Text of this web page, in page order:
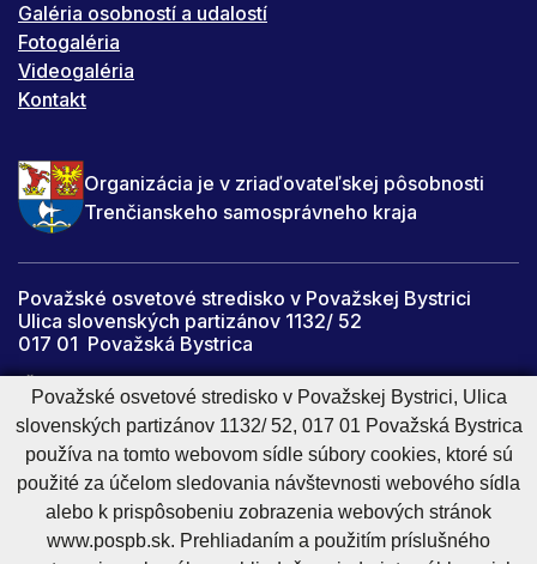
Galéria osobností a udalostí
Fotogaléria
Videogaléria
Kontakt
Organizácia je v zriaďovateľskej pôsobnosti
Trenčianskeho samosprávneho kraja
Považské osvetové stredisko v Považskej Bystrici
Ulica slovenských partizánov 1132/ 52
017 01 Považská Bystrica
IČO: 34059067
DIČ: 2021447142
pospb@pospb.sk
Cookies nastavenieCookies - viac informáciíVyhlásenie o prístupnosti
Považské osvetové stredisko v Považskej Bystrici, Ulica
slovenských partizánov 1132/ 52, 017 01 Považská Bystrica
používa na tomto webovom sídle súbory cookies, ktoré sú
použité za účelom sledovania návštevnosti webového sídla
alebo k prispôsobeniu zobrazenia webových stránok
www.pospb.sk. Prehliadaním a použitím príslušného